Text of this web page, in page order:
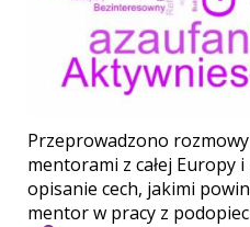
Przeprowadzono
mentorami z całej Europy
opisanie cech, jakimi
mentor w pracy z